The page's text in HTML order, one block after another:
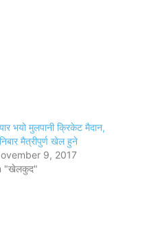
भयो मुलपानी क्रिकेट मैदान,
मैत्रीपुर्ण खेल हुने
9, 2017
"खेलकुद"